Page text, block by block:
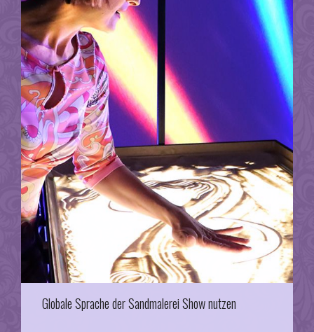
Globale Sprache der Sandmalerei Show nutzen